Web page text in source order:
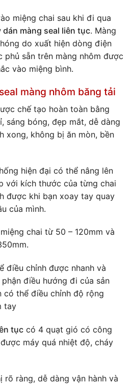
miệng chai sau khi đi qua
dán màng seal liên tục. Màng
do xuất hiện dòng điện
phủ sẵn trên màng nhôm được
vào miệng bình.
màng nhôm băng tải
chế tạo hoàn toàn bằng
sáng bóng, đẹp mắt, dễ dàng
xong, không bị ăn mòn, bền
hiện đại có thể nâng lên
với kích thước của từng chai
được khi bạn xoay tay quay
của mình.
chai từ 50 – 120mm và
điều chỉnh được nhanh và
điều hướng đi của sản
có thể điều chỉnh độ rộng
tay
tục có 4 quạt gió có công
máy quá nhiệt độ, cháy
rõ ràng, dễ dàng vận hành và